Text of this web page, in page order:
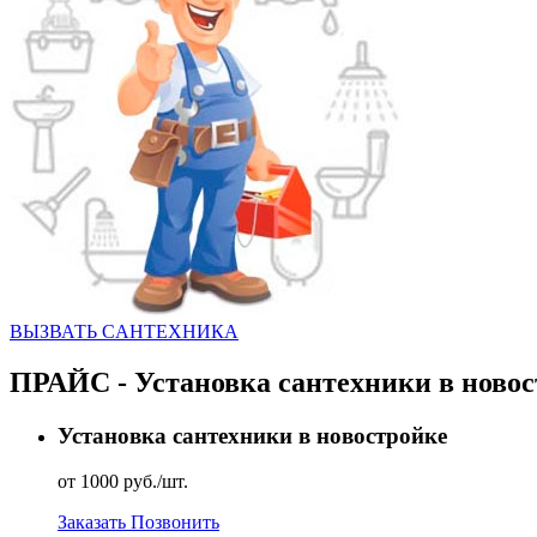
ВЫЗВАТЬ CАНТЕХНИКА
ПРАЙС - Установка сантехники в
Установка сантехники в новостройке
от 1000 руб./шт.
Заказать Позвонить